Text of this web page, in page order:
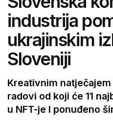
industrija
ukrajinskim
Sloveniji
Kreativnim
radovi od koji će 11
u NFT-je I ponuđeno